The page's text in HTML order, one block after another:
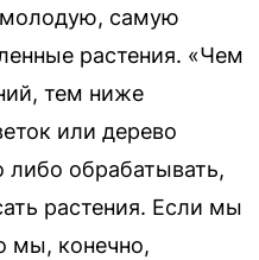
самую
растения. «Чем
тем ниже
или дерево
обрабатывать,
растения. Если мы
мы, конечно,